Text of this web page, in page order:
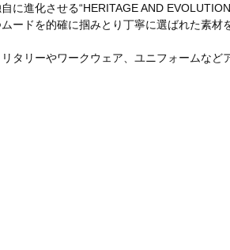
に進化させる“HERITAGE AND
ードを的確に掴みとり丁寧に選ばれた素
タリーやワークウェア、ユニフォームなど